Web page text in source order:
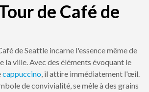
de Café de
de Seattle incarne l'essence même de
la ville. Avec des éléments évoquant le
cappuccino, il attire immédiatement l'œil.
de convivialité, se mêle à des grains